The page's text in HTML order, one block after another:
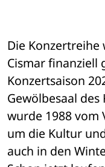
Die
Cismar finanziell
Konzertsaison
Gewölbesaal
wurde 1988 vom
um die Kultur
auch in den